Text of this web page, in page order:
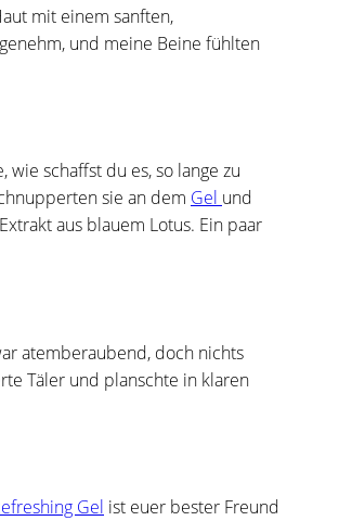
mit einem sanften,
und meine Beine fühlten
schaffst du es, so lange zu
sie an dem Gel und
aus blauem Lotus. Ein paar
atemberaubend, doch nichts
Täler und planschte in klaren
Gel ist euer bester Freund